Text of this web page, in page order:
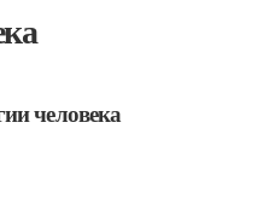
человека